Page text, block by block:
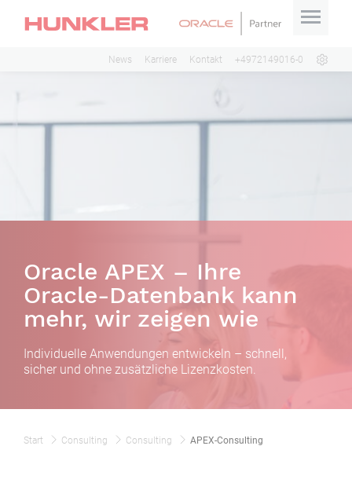
News Karriere Kontakt +4972149016-0
Oracle APEX – Ihre
Oracle-Datenbank kann
mehr, wir zeigen wie
Individuelle Anwendungen entwickeln – schnell,
sicher und ohne zusätzliche Lizenzkosten.
Start Consulting Consulting APEX-Consulting